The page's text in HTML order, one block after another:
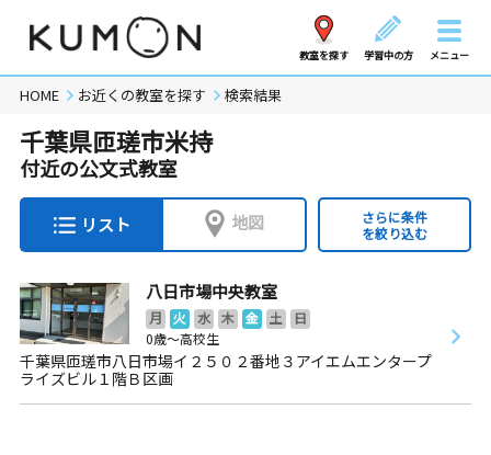
教室を探す 学習中の方 メニュー
HOME お近くの教室を探す 検索結果
千葉県匝瑳市米持
付近の公文式教室
リスト 地図
さらに条件
を絞り込む
八日市場中央教室
月 火 水 木 金 土
日
0歳～高校生
千葉県匝瑳市八日市場イ２５０２番地３アイエムエンタープ
ライズビル１階Ｂ区画